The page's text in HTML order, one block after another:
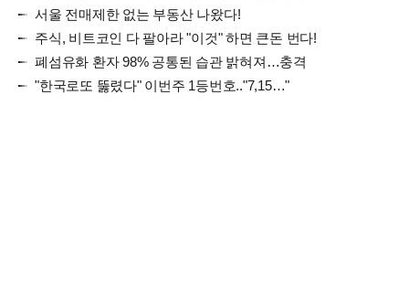
서울 전매제한 없는 부동산 나왔다!
주식, 비트코인 다 팔아라 "이것" 하면 큰돈 번다!
폐섬유화 환자 98% 공통된 습관 밝혀져…충격
"한국로또 뚫렸다" 이번주 1등번호.."7,15…"